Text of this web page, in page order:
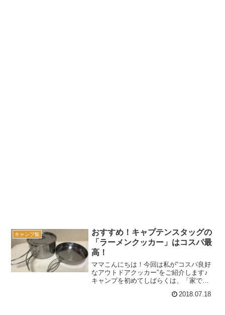
キャンプ飯
おすすめ！キャプテンスタッグの
「ラーメンクッカー」はコスパ最
高！
ママこんにちは！今回は私が“コスパ良好
なアウトドアクッカー”をご紹介します♪
キャンプを初めてしばらくは、「家で使
く」、もしくは「家でも使えるキャンプ
2018.07.18